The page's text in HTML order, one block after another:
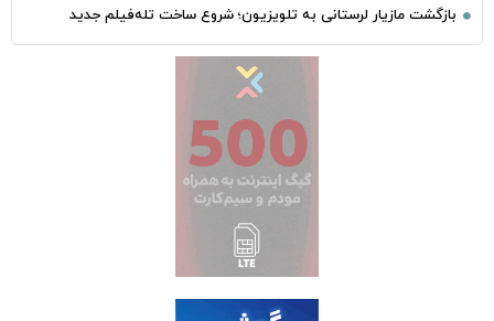
بازگشت مازیار لرستانی به تلویزیون؛ شروع ساخت تله‌فیلم جدید